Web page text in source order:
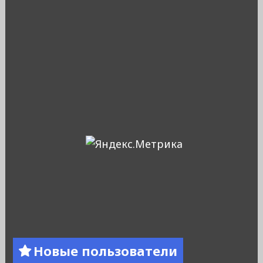
Новые пользователи